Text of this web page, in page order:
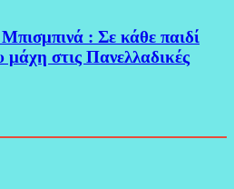
: Σε κάθε παιδί
στις Πανελλαδικές